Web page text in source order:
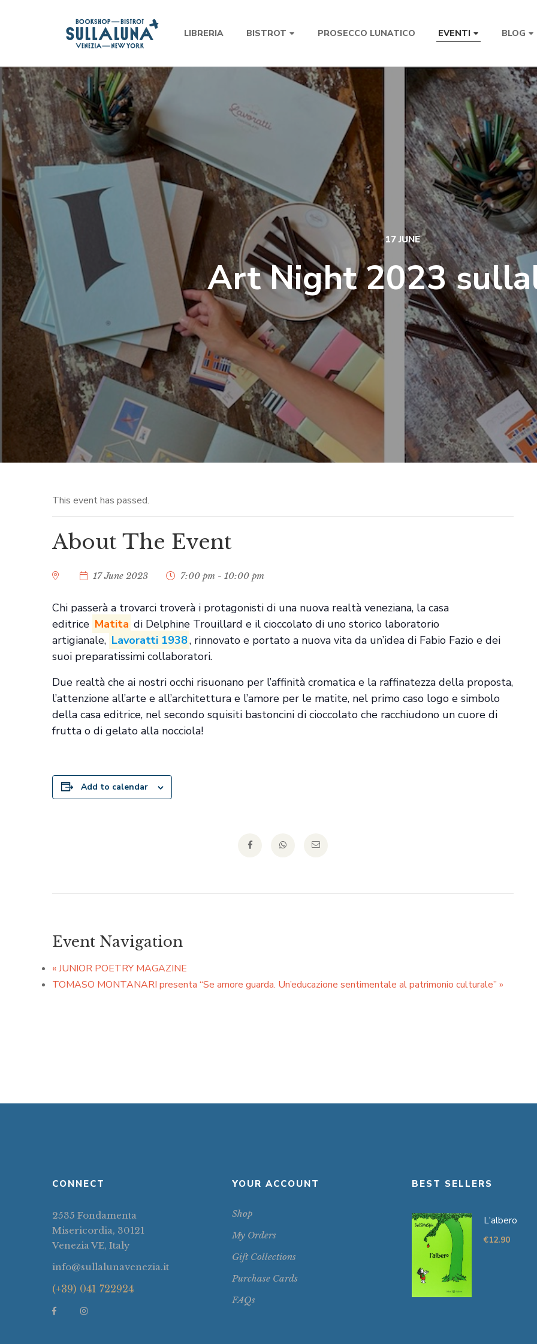
LIBRERIA BISTROT PROSECCO LUNATICO EVENTI BLOG
17 JUNE
Art Night 2023
This event has passed.
About The Event
17 June 2023 7:00 pm - 10:00 pm
Chi passerà a trovarci troverà i protagonisti di una nuova realtà veneziana, la casa
editrice Matita di Delphine Trouillard e il cioccolato di uno storico laboratorio
artigianale, Lavoratti 1938, rinnovato e portato a nuova vita da un’idea di Fabio Fazio e dei
suoi preparatissimi collaboratori.
Due realtà che ai nostri occhi risuonano per l’affinità cromatica e la raffinatezza della proposta,
l’attenzione all’arte e all’architettura e l’amore per le matite, nel primo caso logo e simbolo
della casa editrice, nel secondo squisiti bastoncini di cioccolato che racchiudono un cuore di
frutta o di gelato alla nocciola!
Add to calendar
Event Navigation
«JUNIOR POETRY MAGAZINE
TOMASO MONTANARI presenta “Se amore guarda. Un’educazione sentimentale al patrimonio culturale” »
CONNECT
2535 Fondamenta
Misericordia, 30121
Venezia VE, Italy
info@sullalunavenezia.it
(+39) 041 722924
YOUR ACCOUNT
Shop
My Orders
Gift Collections
Purchase Cards
FAQs
BEST SELLERS
L'albero
€12.90